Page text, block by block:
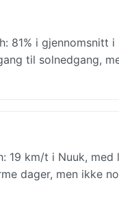
81% i
til solnedgang,
19 km/t i Nuuk,
dager, men ikke